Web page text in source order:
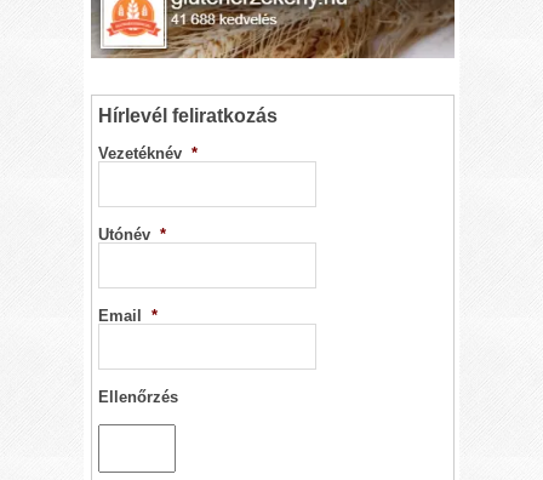
Hírlevél feliratkozás
Vezetéknév *
Utónév *
Email *
Ellenőrzés